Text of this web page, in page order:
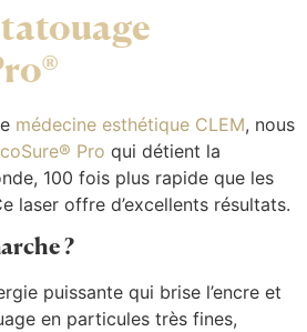
médecine esthétique CLEM, nous
Pro qui détient la
100 fois plus rapide que les
laser offre d’excellents résultats.
?
puissante qui brise l’encre et
en particules très fines,